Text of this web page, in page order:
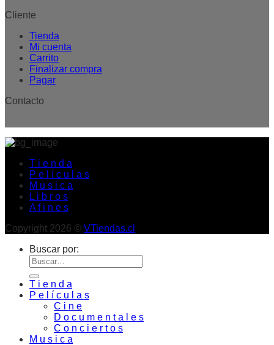
Cliente
Tienda
Mi cuenta
Carrito
Finalizar compra
Pagar
Contacto
T i e n d a
P e l í c u l a s
M u s i c a
L i b r o s
A f i n e s
Copyright 2026 © VTiendas.cl
Buscar por:
T i e n d a
P e l í c u l a s
C i n e
D o c u m e n t a l e s
C o n c i e r t o s
M u s i c a